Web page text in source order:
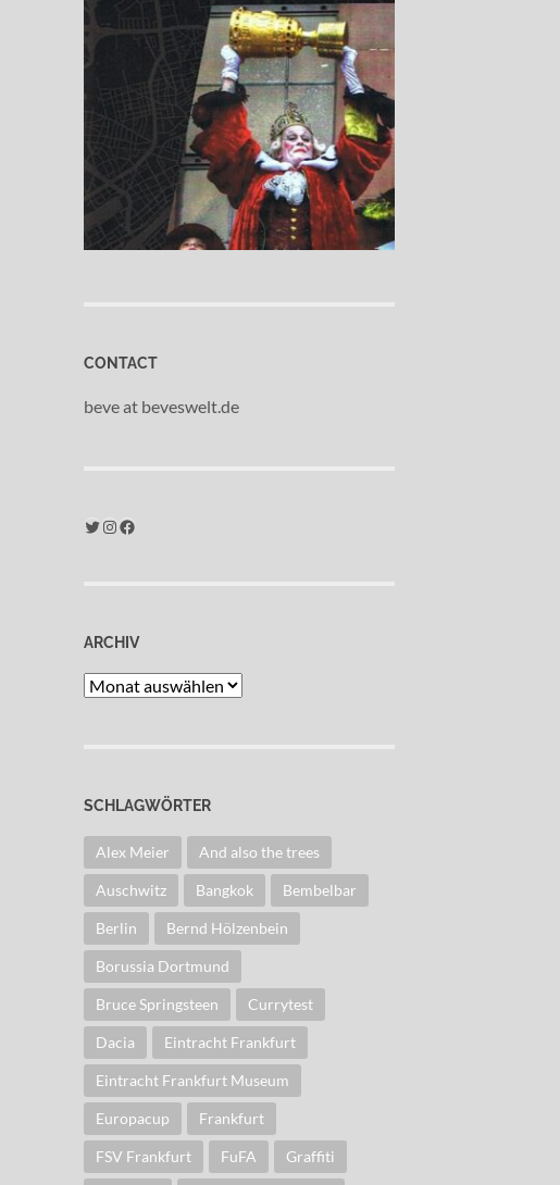
CONTACT
beve at beveswelt.de
Twitter Instagram Facebook
ARCHIV
Archiv
SCHLAGWÖRTER
Alex Meier And also the trees
Auschwitz Bangkok Bembelbar
Berlin Bernd Hölzenbein
Borussia Dortmund
Bruce Springsteen Currytest
Dacia Eintracht Frankfurt
Eintracht Frankfurt Museum
Europacup Frankfurt
FSV Frankfurt FuFA Graffiti